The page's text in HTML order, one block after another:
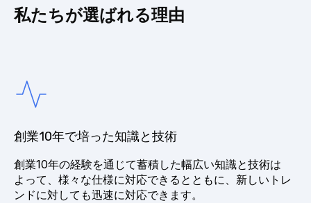
私たちが選ばれる理由
創業10年で培った知識と技術
創業10年の経験を通じて蓄積した幅広い知識と技術は
よって、様々な仕様に対応できるとともに、新しいトレ
ンドに対しても迅速に対応できます。